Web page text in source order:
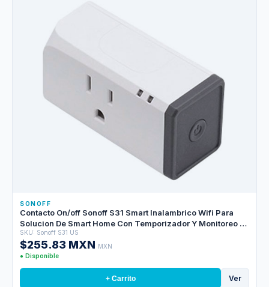
SONOFF
Contacto On/off Sonoff S31 Smart Inalambrico Wifi Para
Solucion De Smart Home Con Temporizador Y Monitoreo En
Tiempo Real De Energia Para Ios Y Android Compatible
Con Alexa/google Home/ifttt Wifi 2.4GHZ Hasta 16AMP
SKU: Sonoff S31 US
$255.83 MXN MXN
● Disponible
+ Carrito Ver